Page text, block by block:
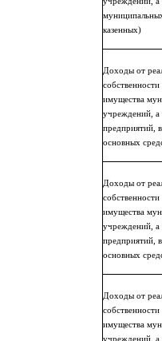
казенных)
Доходы от
имущества
учреждений, а
предприятий,
основных
Доходы от
имущества
учреждений, а
предприятий,
основных
Доходы от
имущества
учреждений, а